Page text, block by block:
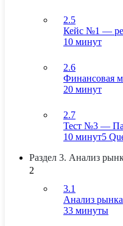
2.5
Кейс №1 —
10 минут
2.6
Финансовая
20 минут
2.7
Тест №3 —
10 минут5
Раздел 3. Анализ
2
3.1
Анализ рынка
33 минуты